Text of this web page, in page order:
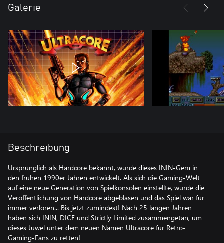
Galerie
Beschreibung
Ursprünglich als Hardcore bekannt, wurde dieses ININ-Gem in
den frühen 1990er Jahren entwickelt. Als sich die Gaming-Welt
auf eine neue Generation von Spielkonsolen einstellte, wurde die
Veröffentlichung von Hardcore abgeblasen und das Spiel war für
immer verloren... Bis jetzt zumindest! Nach 25 langen Jahren
haben sich ININ, DICE und Strictly Limited zusammengetan, um
dieses Juwel unter dem neuen Namen Ultracore für Retro-
Gaming-Fans zu retten!